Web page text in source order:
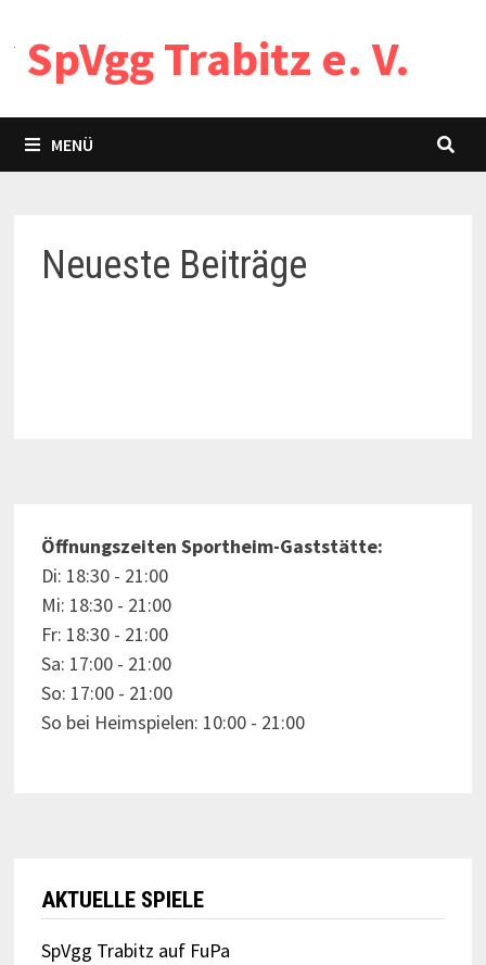
Inhalt
springen
SpVgg Trabitz e. V.
MENÜ
Neueste Beiträge
Öffnungszeiten Sportheim-Gaststätte:
Di: 18:30 - 21:00
Mi: 18:30 - 21:00
Fr: 18:30 - 21:00
Sa: 17:00 - 21:00
So: 17:00 - 21:00
So bei Heimspielen: 10:00 - 21:00
AKTUELLE SPIELE
SpVgg Trabitz auf FuPa